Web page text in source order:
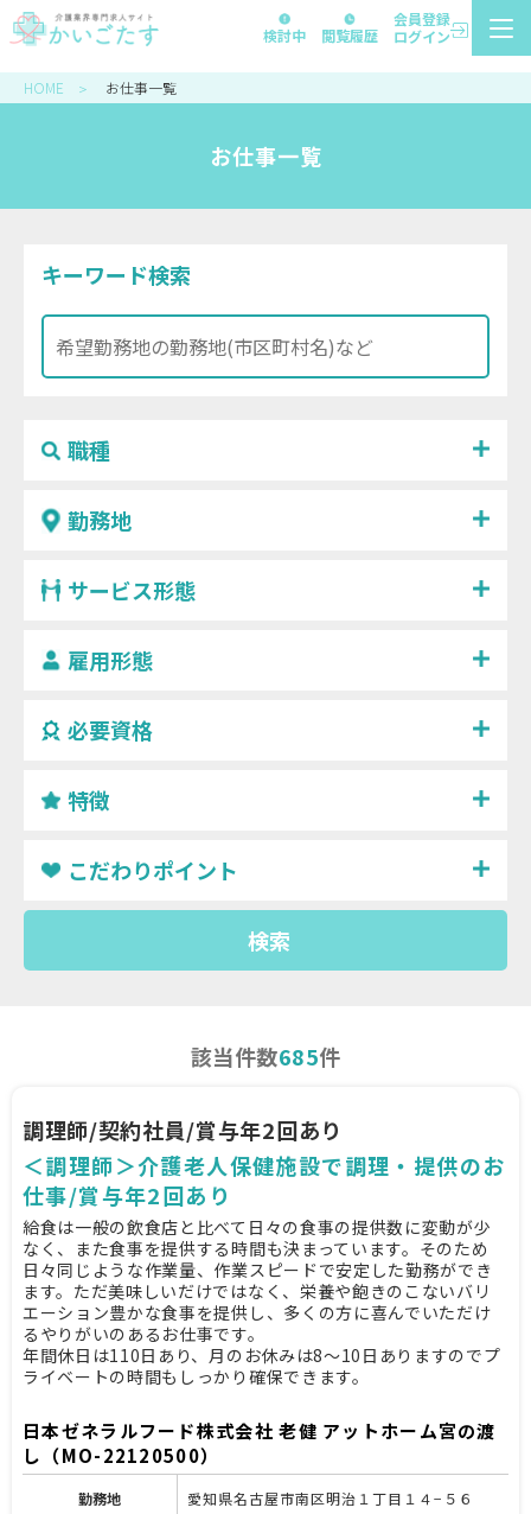
検討中 閲覧履歴
会員登録
ログイン
HOME ＞ お仕事一覧
お仕事一覧
キーワード検索
職種
勤務地
サービス形態
雇用形態
必要資格
特徴
こだわりポイント
検索
該当件数685件
調理師/契約社員/賞与年2回あり
＜調理師＞介護老人保健施設で調理・提供のお
仕事/賞与年2回あり
給食は一般の飲食店と比べて日々の食事の提供数に変動が少
なく、また食事を提供する時間も決まっています。そのため
日々同じような作業量、作業スピードで安定した勤務ができ
ます。ただ美味しいだけではなく、栄養や飽きのこないバリ
エーション豊かな食事を提供し、多くの方に喜んでいただけ
るやりがいのあるお仕事です。
年間休日は110日あり、月のお休みは8～10日ありますのでプ
ライベートの時間もしっかり確保できます。
日本ゼネラルフード株式会社 老健 アットホーム宮の渡
し（MO-22120500）
勤務地 愛知県名古屋市南区明治１丁目１４−５６